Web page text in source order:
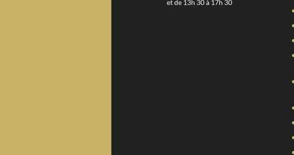
et de 13h 30 à 17h 30